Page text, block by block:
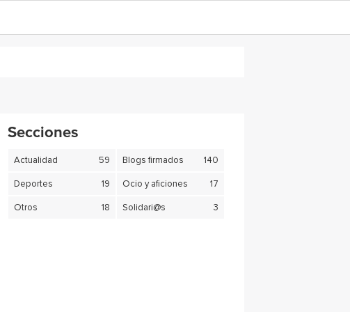
Secciones
Actualidad 59 Blogs firmados 140
Deportes 19 Ocio y aficiones 17
Otros 18 Solidari@s 3